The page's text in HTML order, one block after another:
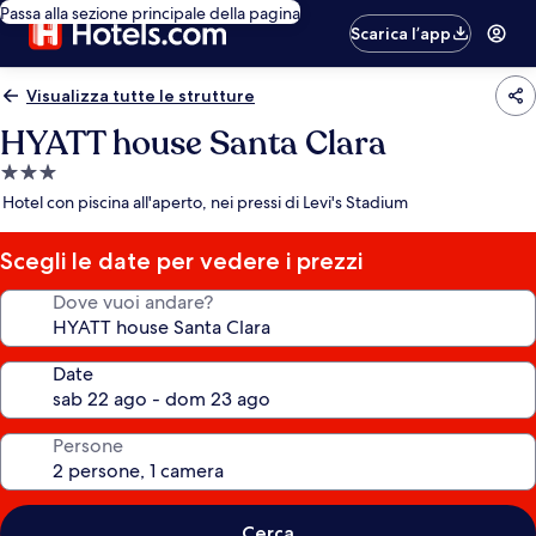
Passa alla sezione principale della pagina
Scarica l’app
Visualizza tutte le strutture
HYATT house Santa Clara
Struttura
a
stelle
Hotel con piscina all'aperto, nei pressi di Levi's Stadium
Scegli le date per vedere i prezzi
Dove vuoi andare?
Date
Persone